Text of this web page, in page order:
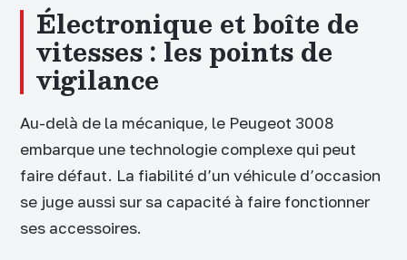
Électronique et boîte de
vitesses : les points de
vigilance
Au-delà de la mécanique, le Peugeot 3008
embarque une technologie complexe qui peut
faire défaut. La fiabilité d’un véhicule d’occasion
se juge aussi sur sa capacité à faire fonctionner
ses accessoires.